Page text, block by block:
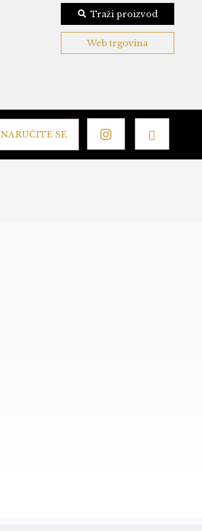
Traži proizvod
Web trgovina
NARUČITE SE